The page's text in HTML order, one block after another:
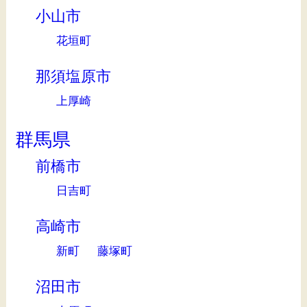
小山市
花垣町
那須塩原市
上厚崎
群馬県
前橋市
日吉町
高崎市
新町 藤塚町
沼田市